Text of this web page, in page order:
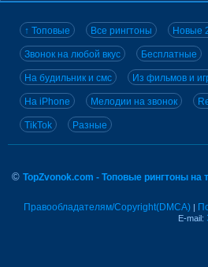
↑ Топовые Все рингтоны Новые
Звонок на любой вкус Бесплатные
На будильник и смс Из фильмов и
На iPhone Мелодии на звонок
TikTok Разные
© TopZvonok.com - Топовые рингтоны на
Правообладателям/Copyright(DMCA) |
E-mail: